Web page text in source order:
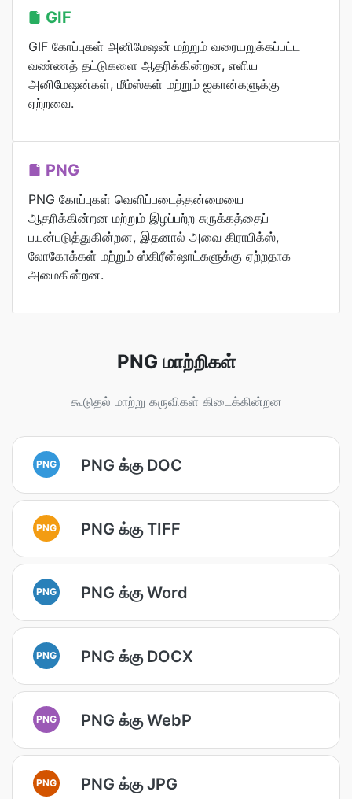
GIF
GIF கோப்புகள் அனிமேஷன் மற்றும் வரையறுக்கப்பட்ட
வண்ணத் தட்டுகளை ஆதரிக்கின்றன, எளிய
அனிமேஷன்கள், மீம்ஸ்கள் மற்றும் ஐகான்களுக்கு
ஏற்றவை.
PNG
PNG கோப்புகள் வெளிப்படைத்தன்மையை
ஆதரிக்கின்றன மற்றும் இழப்பற்ற சுருக்கத்தைப்
பயன்படுத்துகின்றன, இதனால் அவை கிராபிக்ஸ்,
லோகோக்கள் மற்றும் ஸ்கிரீன்ஷாட்களுக்கு ஏற்றதாக
அமைகின்றன.
PNG மாற்றிகள்
கூடுதல் மாற்று கருவிகள் கிடைக்கின்றன
PNG PNG க்கு DOC
PNG PNG க்கு TIFF
PNG PNG க்கு Word
PNG PNG க்கு DOCX
PNG PNG க்கு WebP
PNG PNG க்கு JPG